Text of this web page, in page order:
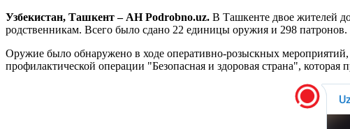
Узбекистан, Ташкент – АН Podrobno.uz. В Ташкенте двое жителей
родственникам. Всего было сдано 22 единицы оружия и 298 патронов.
Оружие было обнаружено в ходе оперативно-розыскных
профилактической операции "Безопасная и здоровая страна",